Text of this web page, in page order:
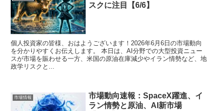
スクに注目【6/6】
個人投資家の皆様、おはようございます！2026年6月6日の市場動向
を分かりやすくお伝えします。 本日は、AI分野での大型投資ニュー
スが市場を賑わせる一方、米国の原油在庫減少やイラン情勢など、地
政学リスクと...
市場情報
市場動向速報：SpaceX躍進、イ
ラン情勢と原油、AI新市場